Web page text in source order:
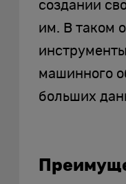
создании
им. В таком
машинного
больших